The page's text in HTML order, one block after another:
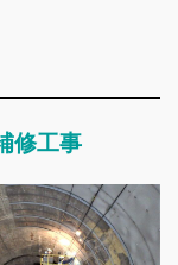
修工事